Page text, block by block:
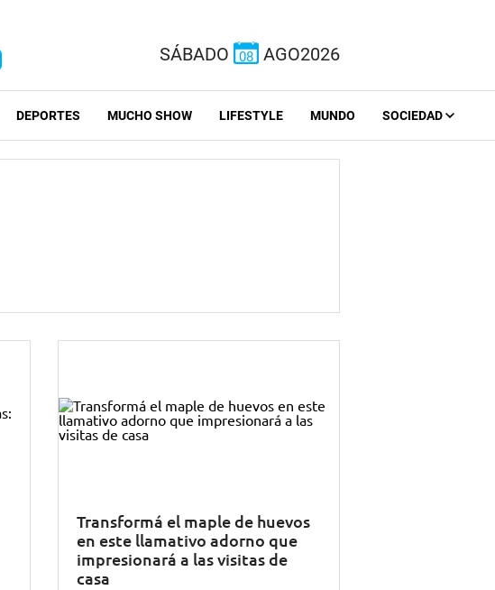
SÁBADO 08 AGO2026
DEPORTES MUCHO SHOW LIFESTYLE MUNDO SOCIEDAD
Transformá el maple de huevos
en este llamativo adorno que
impresionará a las visitas de
casa